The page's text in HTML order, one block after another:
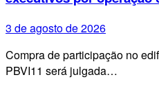
3 de agosto de 2026
Compra de participação no
PBVI11 será julgada…